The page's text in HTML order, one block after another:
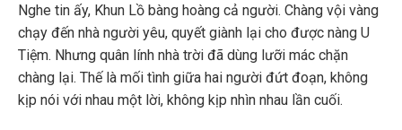
Nghe tin ấy, Khun Lồ bàng hoàng cả người. Chàng vội vàng
chạy đến nhà người yêu, quyết giành lại cho được nàng U
Tiệm. Nhưng quân lính nhà trời đã dùng lưỡi mác chặn
chàng lại. Thế là mối tình giữa hai người đứt đoạn, không
kịp nói với nhau một lời, không kịp nhìn nhau lần cuối.